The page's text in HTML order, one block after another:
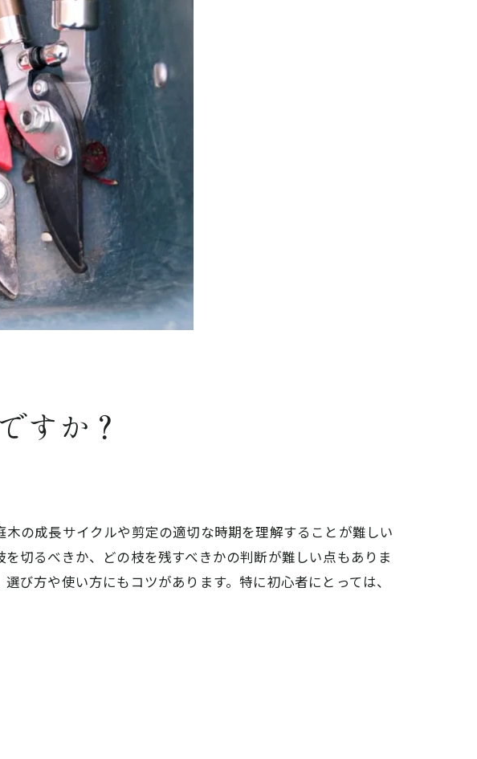
すか？
の成長サイクルや剪定の適切な時期を理解することが難しい
切るべきか、どの枝を残すべきかの判断が難しい点もありま
び方や使い方にもコツがあります。特に初心者にとっては、